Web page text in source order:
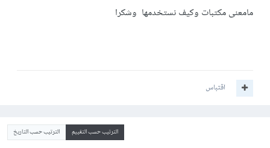
مامعنى مكتبات وكيف نستخدمها وشكرا
اقتباس
الترتيب حسب التقييم الترتيب حسب التاريخ